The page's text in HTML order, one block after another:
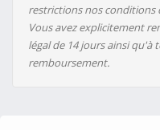
restrictions nos conditions
Vous avez explicitement
légal de 14 jours ainsi
remboursement.